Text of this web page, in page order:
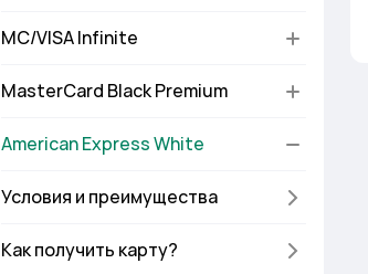
MC/VISA Infinite
MasterCard Black Premium
American Express White
Условия и преимущества
Как получить карту?